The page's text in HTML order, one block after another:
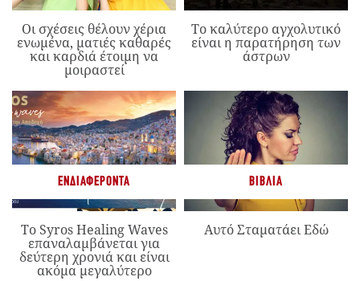
Οι σχέσεις θέλουν χέρια
ενωμένα, ματιές καθαρές
και καρδιά έτοιμη να
μοιραστεί
Το καλύτερο αγχολυτικό
είναι η παρατήρηση των
άστρων
ΕΝΔΙΑΦΈΡΟΝΤΑ
Το Syros Healing Waves
επαναλαμβάνεται για
δεύτερη χρονιά και είναι
ακόμα μεγαλύτερο
ΒΙΒΛΊΑ
Αυτό Σταματάει Εδώ